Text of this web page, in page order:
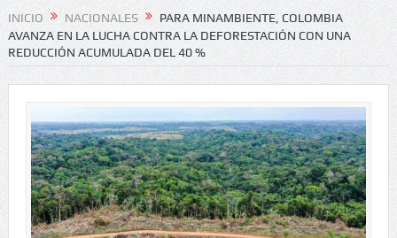
Nacionales 2026
INICIO NACIONALES
PARA MINAMBIENTE, COLOMBIA
AVANZA EN LA LUCHA CONTRA LA DEFORESTACIÓN CON UNA
REDUCCIÓN ACUMULADA DEL 40 %